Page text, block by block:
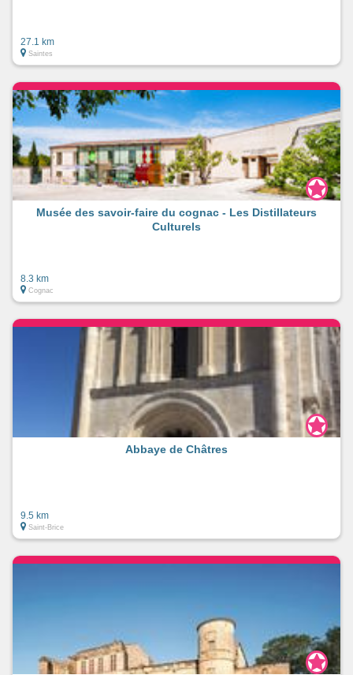
27.1 km
Saintes
Musée des savoir-faire du cognac - Les Distillateurs
Culturels
8.3 km
Cognac
Abbaye de Châtres
9.5 km
Saint-Brice